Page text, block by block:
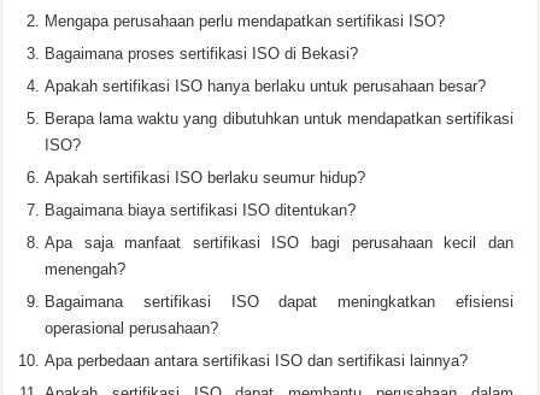
Mengapa perusahaan perlu mendapatkan sertifikasi ISO?
Bagaimana proses sertifikasi ISO di Bekasi?
Apakah sertifikasi ISO hanya berlaku untuk perusahaan besar?
Berapa lama waktu yang dibutuhkan untuk mendapatkan sertifikasi
ISO?
Apakah sertifikasi ISO berlaku seumur hidup?
Bagaimana biaya sertifikasi ISO ditentukan?
Apa saja manfaat sertifikasi ISO bagi perusahaan kecil dan
menengah?
Bagaimana sertifikasi ISO dapat meningkatkan efisiensi
operasional perusahaan?
Apa perbedaan antara sertifikasi ISO dan sertifikasi lainnya?